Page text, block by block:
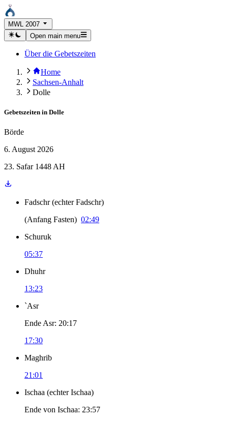
MWL 2007
Open main menu
Über die Gebetszeiten
Home
Sachsen-Anhalt
Dolle
Gebetszeiten in Dolle
Börde
6. August 2026
23. Safar 1448 AH
Fadschr (echter Fadschr)
(Anfang Fasten) 02:49
Schuruk
05:37
Dhuhr
13:23
`Asr
Ende Asr: 20:17
17:30
Maghrib
21:01
Ischaa (echter Ischaa)
Ende von Ischaa: 23:57